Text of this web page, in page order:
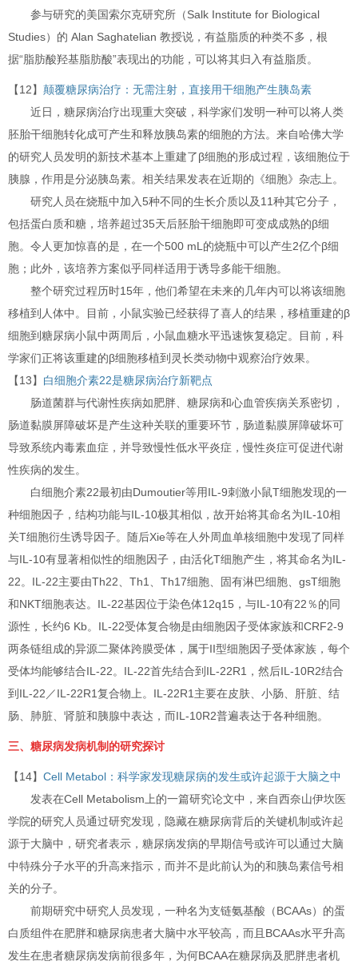
参与研究的美国索尔克研究所（Salk Institute for Biological
Studies）的 Alan Saghatelian 教授说，有益脂质的种类不多，根
据“脂肪酸羟基脂肪酸”表现出的功能，可以将其归入有益脂质。
【12】 颠覆糖尿病治疗：无需注射，直接用干细胞产生胰岛素
近日，糖尿病治疗出现重大突破，科学家们发明一种可以将人类
胚胎干细胞转化成可产生和释放胰岛素的细胞的方法。来自哈佛大学
的研究人员发明的新技术基本上重建了β细胞的形成过程，该细胞位于
胰腺，作用是分泌胰岛素。相关结果发表在近期的《细胞》杂志上。
研究人员在烧瓶中加入5种不同的生长介质以及11种其它分子，
包括蛋白质和糖，培养超过35天后胚胎干细胞即可变成成熟的β细
胞。令人更加惊喜的是，在一个500 mL的烧瓶中可以产生2亿个β细
胞；此外，该培养方案似乎同样适用于诱导多能干细胞。
整个研究过程历时15年，他们希望在未来的几年内可以将该细胞
移植到人体中。目前，小鼠实验已经获得了喜人的结果，移植重建的β
细胞到糖尿病小鼠中两周后，小鼠血糖水平迅速恢复稳定。目前，科
学家们正将该重建的β细胞移植到灵长类动物中观察治疗效果。
【13】 白细胞介素22是糖尿病治疗新靶点
肠道菌群与代谢性疾病如肥胖、糖尿病和心血管疾病关系密切，
肠道黏膜屏障破坏是产生这种关联的重要环节，肠道黏膜屏障破坏可
导致系统内毒素血症，并导致慢性低水平炎症，慢性炎症可促进代谢
性疾病的发生。
白细胞介素22最初由Dumoutier等用IL-9刺激小鼠T细胞发现的一
种细胞因子，结构功能与IL-10极其相似，故开始将其命名为IL-10相
关T细胞衍生诱导因子。随后Xie等在人外周血单核细胞中发现了同样
与IL-10有显著相似性的细胞因子，由活化T细胞产生，将其命名为IL-
22。IL-22主要由Th22、Th1、Th17细胞、固有淋巴细胞、gsT细胞
和NKT细胞表达。IL-22基因位于染色体12q15，与IL-10有22％的同
源性，长约6 Kb。IL-22受体复合物是由细胞因子受体家族和CRF2-9
两条链组成的异源二聚体跨膜受体，属于II型细胞因子受体家族，每个
受体均能够结合IL-22。IL-22首先结合到IL-22R1，然后IL-10R2结合
到IL-22／IL-22R1复合物上。IL-22R1主要在皮肤、小肠、肝脏、结
肠、肺脏、肾脏和胰腺中表达，而IL-10R2普遍表达于各种细胞。
三、糖尿病发病机制的研究探讨
【14】 Cell Metabol：科学家发现糖尿病的发生或许起源于大脑之中
发表在Cell Metabolism上的一篇研究论文中，来自西奈山伊坎医
学院的研究人员通过研究发现，隐藏在糖尿病背后的关键机制或许起
源于大脑中，研究者表示，糖尿病发病的早期信号或许可以通过大脑
中特殊分子水平的升高来指示，而并不是此前认为的和胰岛素信号相
关的分子。
前期研究中研究人员发现，一种名为支链氨基酸（BCAAs）的蛋
白质组件在肥胖和糖尿病患者大脑中水平较高，而且BCAAs水平升高
发生在患者糖尿病发病前很多年，为何BCAA在糖尿病及肥胖患者机